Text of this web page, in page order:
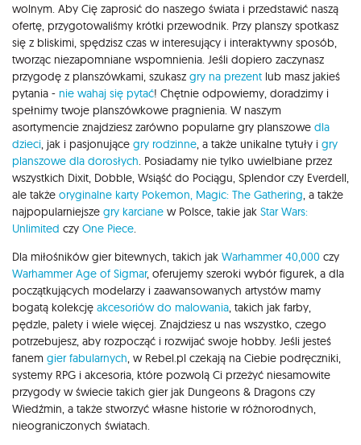
wolnym. Aby Cię zaprosić do naszego świata i przedstawić naszą
ofertę, przygotowaliśmy krótki przewodnik. Przy planszy spotkasz
się z bliskimi, spędzisz czas w interesujący i interaktywny sposób,
tworząc niezapomniane wspomnienia. Jeśli dopiero zaczynasz
przygodę z planszówkami, szukasz gry na prezent lub masz jakieś
pytania - nie wahaj się pytać! Chętnie odpowiemy, doradzimy i
spełnimy twoje planszówkowe pragnienia. W naszym
asortymencie znajdziesz zarówno popularne gry planszowe dla
dzieci , jak i pasjonujące gry rodzinne , a także unikalne tytuły i gry
planszowe dla dorosłych . Posiadamy nie tylko uwielbiane przez
wszystkich Dixit, Dobble, Wsiąść do Pociągu, Splendor czy Everdell,
ale także oryginalne karty Pokemon, Magic: The Gathering , a także
najpopularniejsze gry karciane w Polsce, takie jak Star Wars:
Unlimited czy One Piece
Dla miłośników gier bitewnych, takich jak Warhammer 40,000 czy
Warhammer Age of Sigmar, oferujemy szeroki wybór figurek, a dla
początkujących modelarzy i zaawansowanych artystów mamy
bogatą kolekcję akcesoriów do malowania , takich jak farby,
pędzle, palety i wiele więcej. Znajdziesz u nas wszystko, czego
potrzebujesz, aby rozpocząć i rozwijać swoje hobby. Jeśli jesteś
fanem gier fabularnych , w Rebel.pl czekają na Ciebie podręczniki,
systemy RPG i akcesoria, które pozwolą Ci przeżyć niesamowite
przygody w świecie takich gier jak Dungeons & Dragons czy
Wiedźmin, a także stworzyć własne historie w różnorodnych,
nieograniczonych światach.